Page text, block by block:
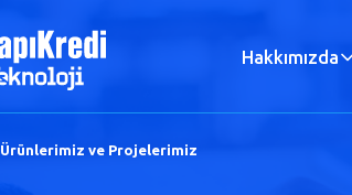
Hakkımızda
Ürünlerimiz ve Projelerimiz